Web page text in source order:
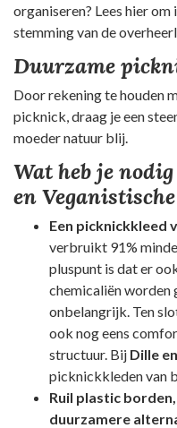
organiseren? Lees hier
stemming van de
Duurzame
Door rekening te houden
picknick, draag je een
moeder natuur blij.
Wat heb je
en
Een picknickkleed
verbruikt 91%
pluspunt is dat er
chemicaliën worden
onbelangrijk. Ten
ook nog eens
structuur. Bij Dille
picknickkleden van
Ruil plastic
duurzamere